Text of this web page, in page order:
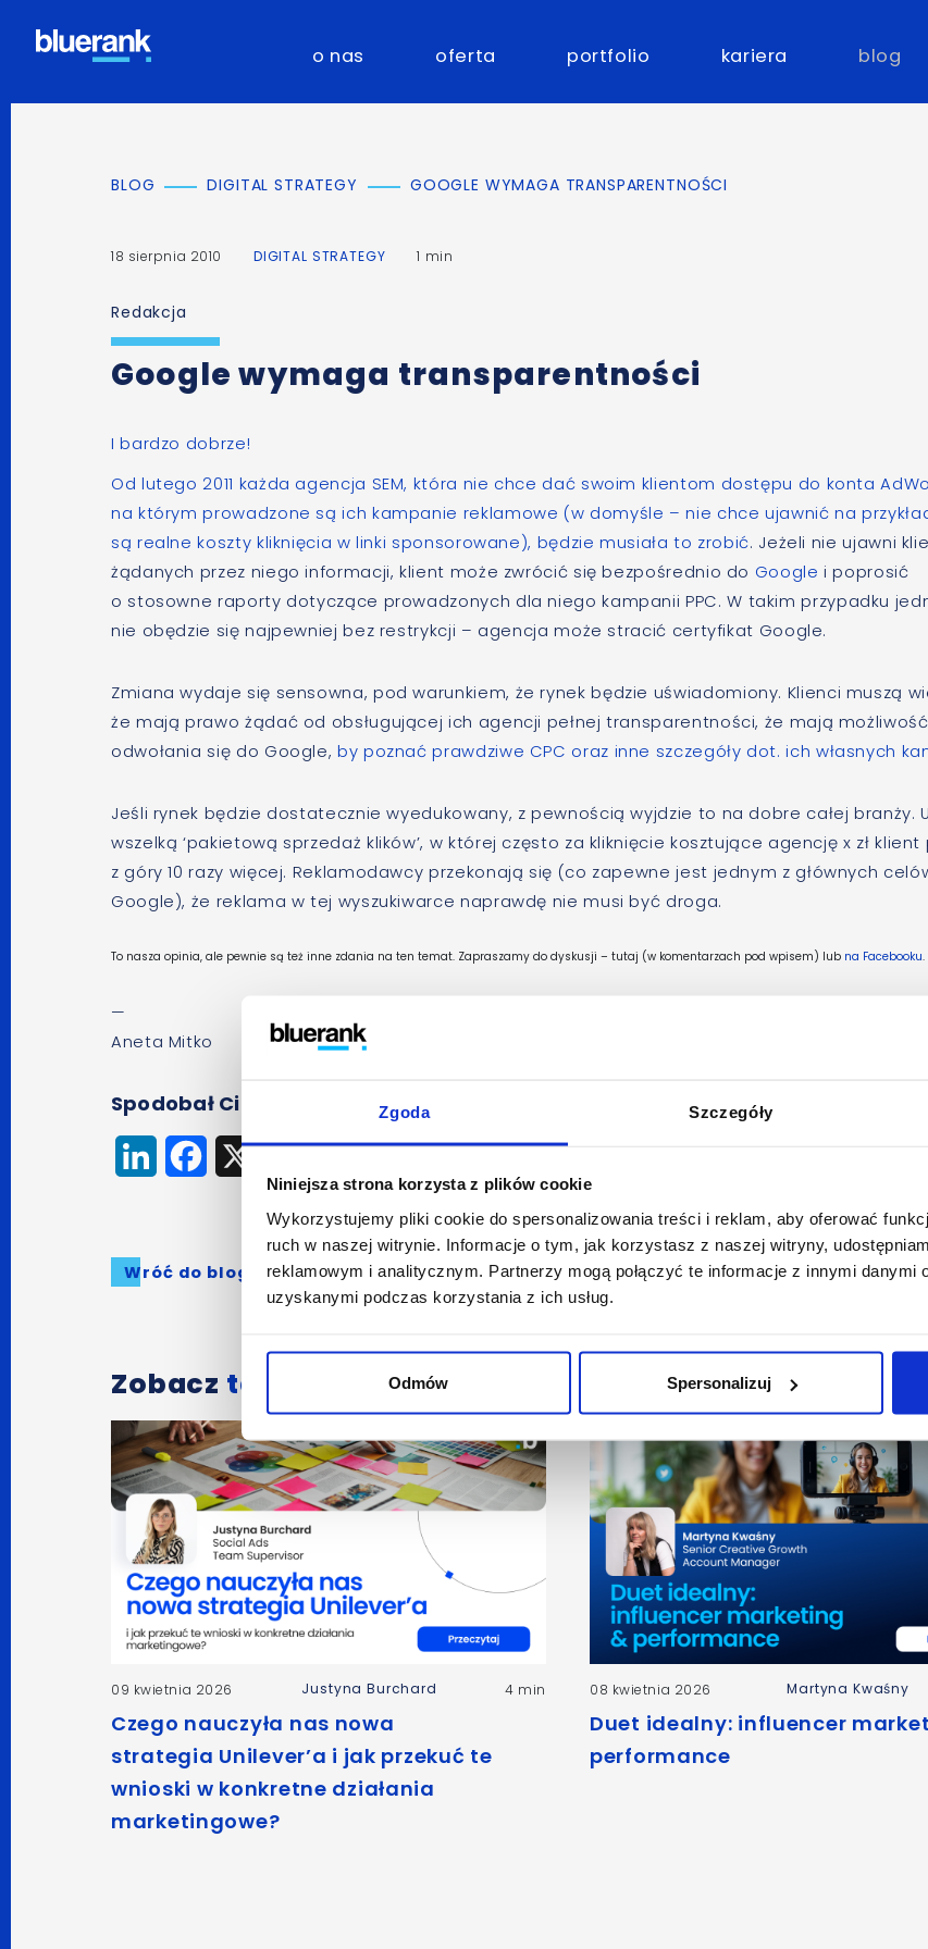
Zgoda Szczegóły
Niniejsza strona korzysta z plików cookie
Wykorzystujemy pliki cookie do spersonalizowania treści i reklam, aby oferować
ruch w naszej witrynie. Informacje o tym, jak korzystasz z naszej witryny,
reklamowym i analitycznym. Partnerzy mogą połączyć te informacje z innymi danymi
uzyskanymi podczas korzystania z ich usług.
Odmów Spersonalizuj
o nas oferta portfolio kariera blog
BLOG DIGITAL STRATEGY GOOGLE WYMAGA TRANSPARENTNOŚCI
18 sierpnia 2010 DIGITAL STRATEGY 1 min
Redakcja
Google wymaga transparentności
I bardzo dobrze!
Od lutego 2011 każda agencja SEM, która nie chce dać swoim klientom dostępu do konta
na którym prowadzone są ich kampanie reklamowe (w domyśle – nie chce ujawnić na
są realne koszty kliknięcia w linki sponsorowane), będzie musiała to zrobić. Jeżeli nie ujawni
żądanych przez niego informacji, klient może zwrócić się bezpośrednio do Google i poprosić
o stosowne raporty dotyczące prowadzonych dla niego kampanii PPC. W takim przypadku
nie obędzie się najpewniej bez restrykcji – agencja może stracić certyfikat Google.
Zmiana wydaje się sensowna, pod warunkiem, że rynek będzie uświadomiony. Klienci muszą
że mają prawo żądać od obsługującej ich agencji pełnej transparentności, że mają możliwość
odwołania się do Google, by poznać prawdziwe CPC oraz inne szczegóły dot. ich własnych
Jeśli rynek będzie dostatecznie wyedukowany, z pewnością wyjdzie to na dobre całej branży.
wszelką ‘pakietową sprzedaż klików’, w której często za kliknięcie kosztujące agencję x zł klient
z góry 10 razy więcej. Reklamodawcy przekonają się (co zapewne jest jednym z głównych
Google), że reklama w tej wyszukiwarce naprawdę nie musi być droga.
To nasza opinia, ale pewnie są też inne zdania na ten temat. Zapraszamy do dyskusji – tutaj (w komentarzach pod wpisem) lub na Facebooku.
—
Aneta Mitko
Spodobał Ci się artykuł? Udostępnij go:
LinkedInFacebook
Wróć do bloga
Zobacz także:
09 kwietnia 2026 Justyna Burchard 4 min
Czego nauczyła nas nowa
strategia Unilever’a i jak przekuć te
wnioski w konkretne działania
marketingowe?
08 kwietnia 2026 Martyna Kwaśny
Duet idealny: influencer
performance